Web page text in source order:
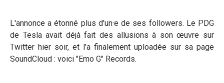
L'annonce a étonné plus d'un·e de ses followers. Le PDG
de Tesla avait déjà fait des allusions à son œuvre sur
Twitter hier soir, et l'a finalement uploadée sur sa page
SoundCloud : voici "Emo G" Records.